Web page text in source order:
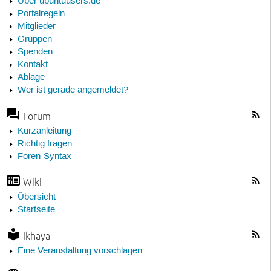
Portalregeln
Mitglieder
Gruppen
Spenden
Kontakt
Ablage
Wer ist gerade angemeldet?
Forum
Kurzanleitung
Richtig fragen
Foren-Syntax
Wiki
Übersicht
Startseite
Ikhaya
Eine Veranstaltung vorschlagen